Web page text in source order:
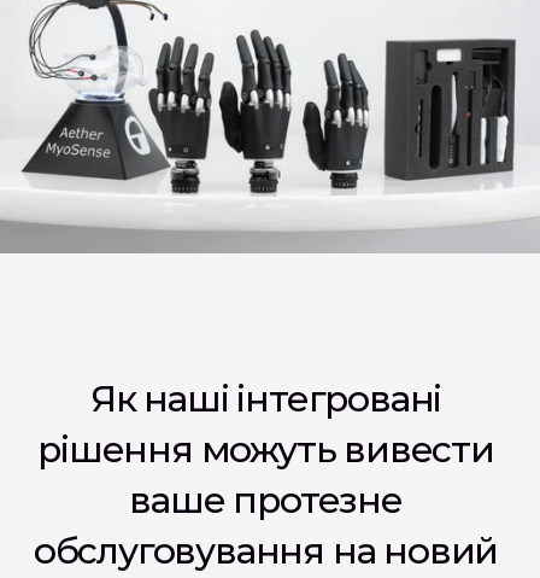
Як наші інтегровані
рішення можуть вивести
ваше протезне
обслуговування на новий